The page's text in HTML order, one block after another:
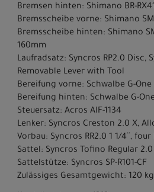
Bremsen hinten: Shimano BR-
Bremsscheibe vorne: Shimano
Bremsscheibe hinten: Shimano
160mm
Laufradsatz: Syncros RP2.0 Disc,
Removable Lever with Tool
Bereifung vorne: Schwalbe G-One
Bereifung hinten: Schwalbe G-
Steuersatz: Acros AIF-1134
Lenker: Syncros Creston 2.0 X,
Vorbau: Syncros RR2.0 1 1/4´´,
Sattel: Syncros Tofino Regular
Sattelstütze: Syncros SP-R101-CF
Zulässiges Gesamtgewicht: 120 kg